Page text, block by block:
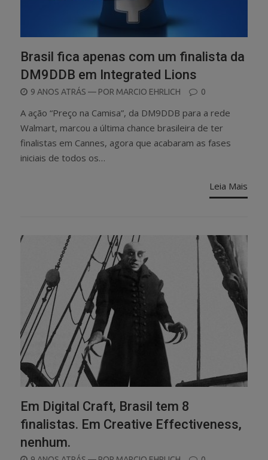
Brasil fica apenas com um finalista da
DM9DDB em Integrated Lions
POSTED
9 ANOS ATRÁS — POR MARCIO EHRLICH 0
A ação “Preço na Camisa”, da DM9DDB para a rede
Walmart, marcou a última chance brasileira de ter
finalistas em Cannes, agora que acabaram as fases
iniciais de todos os…
Leia Mais
Em Digital Craft, Brasil tem 8
finalistas. Em Creative Effectiveness,
nenhum.